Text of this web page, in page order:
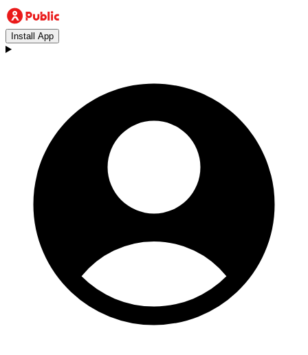
Install App